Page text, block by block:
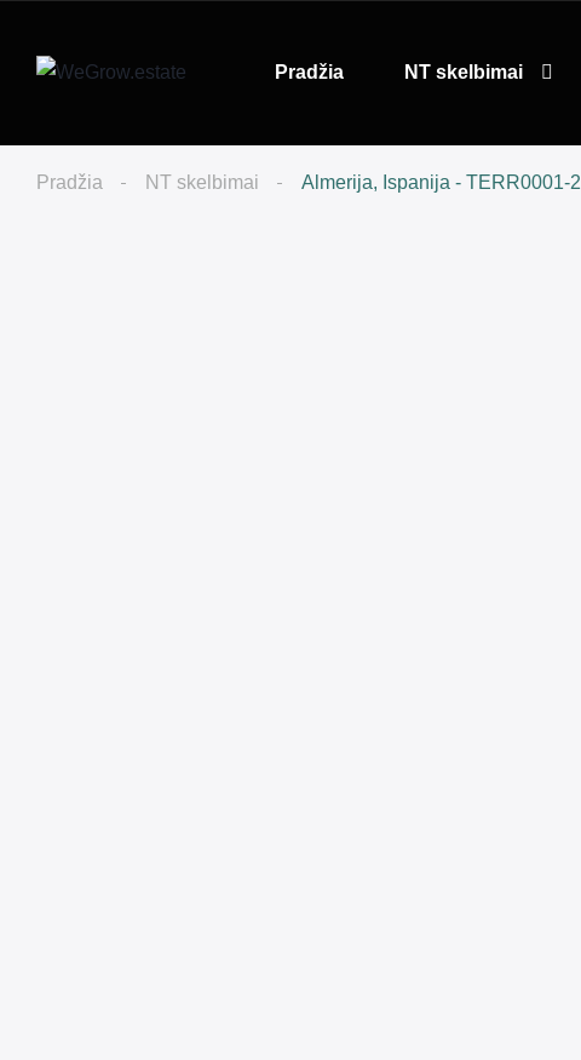
Pradžia NT skelbimai
Pradžia NT skelbimai Almerija, Ispanija - TERR0001-2